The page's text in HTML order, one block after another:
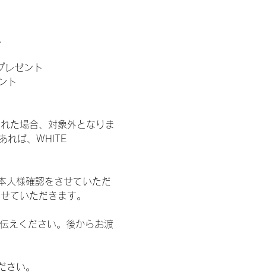
レゼント
ト
た場合、対象外となりま
れば、WHITE
人様確認をさせていただ
ていただきます。
えください。後からお渡
い。